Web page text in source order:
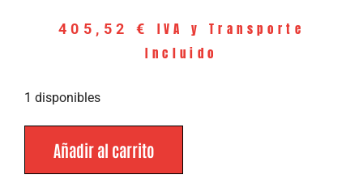
405,52 €
IVA y Transporte
Incluido
1 disponibles
Añadir al carrito